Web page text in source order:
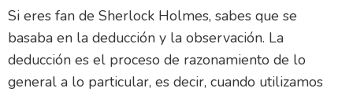
Si eres fan de Sherlock Holmes, sabes que se
basaba en la deducción y la observación. La
deducción es el proceso de razonamiento de lo
general a lo particular, es decir, cuando utilizamos